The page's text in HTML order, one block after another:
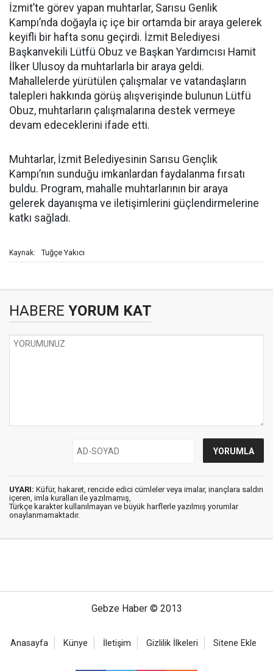
İzmit’te görev yapan muhtarlar, Sarısu Genlik
Kampı’nda doğayla iç içe bir ortamda bir araya gelerek
keyifli bir hafta sonu geçirdi. İzmit Belediyesi
Başkanvekili Lütfü Obuz ve Başkan Yardımcısı Hamit
İlker Ulusoy da muhtarlarla bir araya geldi.
Mahallelerde yürütülen çalışmalar ve vatandaşların
talepleri hakkında görüş alışverişinde bulunun Lütfü
Obuz, muhtarların çalışmalarına destek vermeye
devam edeceklerini ifade etti.
Muhtarlar, İzmit Belediyesinin Sarısu Gençlik
Kampı’nın sunduğu imkanlardan faydalanma fırsatı
buldu. Program, mahalle muhtarlarının bir araya
gelerek dayanışma ve iletişimlerini güçlendirmelerine
katkı sağladı.
Kaynak: Tuğçe Yakıcı
HABERE YORUM KAT
UYARI: Küfür, hakaret, rencide edici cümleler veya imalar, inançlara saldırı
içeren, imla kuralları ile yazılmamış,
Türkçe karakter kullanılmayan ve büyük harflerle yazılmış yorumlar
onaylanmamaktadır.
Gebze Haber © 2013
Anasayfa Künye İletişim Gizlilik İlkeleri Sitene Ekle